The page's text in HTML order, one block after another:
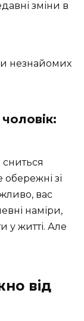
зміни в
незнайомих
обережні зі
вас
наміри,
у житті. Але
від